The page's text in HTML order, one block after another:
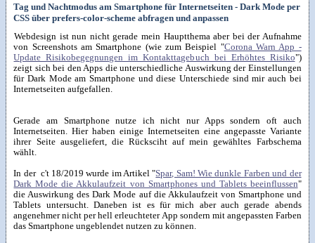
Tag und Nachtmodus am Smartphone für Internetseiten - Dark Mode per
CSS über prefers-color-scheme abfragen und anpassen
Webdesign ist nun nicht gerade mein Hauptthema aber bei der Aufnahme
von Screenshots am Smartphone (wie zum Beispiel "Corona Warn App -
Update Risikobegegnungen im Kontakttagebuch bei Erhöhtes Risiko")
zeigt sich bei den Apps die unterschiedliche Auswirkung der Einstellungen
für Dark Mode am Smartphone und diese Unterschiede sind mir auch bei
Internetseiten aufgefallen.
Gerade am Smartphone nutze ich nicht nur Apps sondern oft auch
Internetseiten. Hier haben einige Internetseiten eine angepasste Variante
ihrer Seite ausgeliefert, die Rücksciht auf mein gewähltes Farbschema
wählt.
In der c't 18/2019 wurde im Artikel "Spar, Sam! Wie dunkle Farben und der
Dark Mode die Akkulaufzeit von Smartphones und Tablets beeinflussen"
die Auswirkung des Dark Mode auf die Akkulaufzeit von Smartphone und
Tablets untersucht. Daneben ist es für mich aber auch gerade abends
angenehmer nicht per hell erleuchteter App sondern mit angepassten Farben
das Smartphone ungeblendet nutzen zu können.